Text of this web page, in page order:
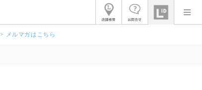
> メルマガはこちら